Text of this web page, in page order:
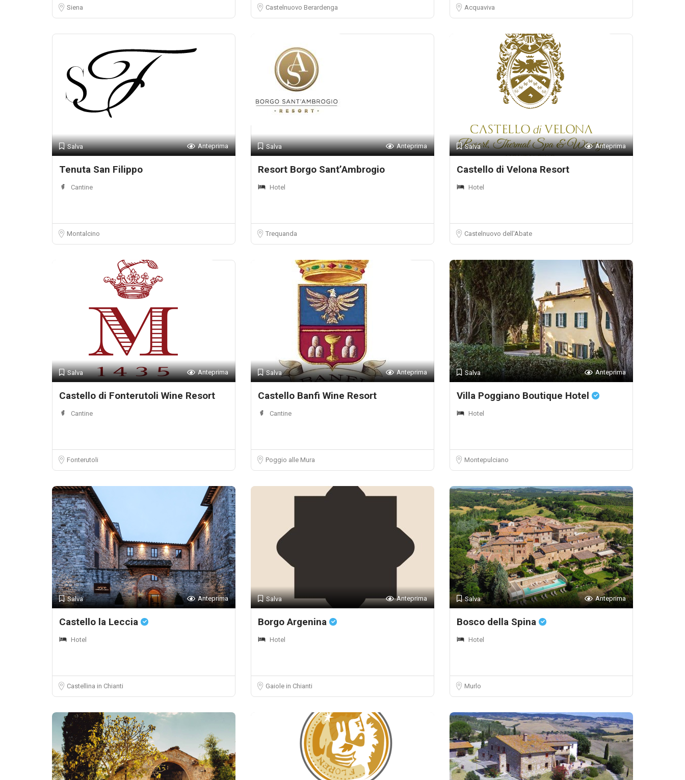
Siena Castelnuovo Berardenga Acquaviva
Salva Anteprima
Tenuta San Filippo
Cantine
Montalcino
Salva Anteprima
Resort Borgo Sant’Ambrogio
Hotel
Trequanda
Salva Anteprima
Castello di Velona Resort
Hotel
Castelnuovo dell'Abate
Salva Anteprima
Castello di Fonterutoli Wine Resort
Cantine
Fonterutoli
Salva Anteprima
Castello Banfi Wine Resort
Cantine
Poggio alle Mura
Salva Anteprima
Villa Poggiano Boutique Hotel
Hotel
Montepulciano
Salva Anteprima
Castello la Leccia
Hotel
Castellina in Chianti
Salva Anteprima
Borgo Argenina
Hotel
Gaiole in Chianti
Salva Anteprima
Bosco della Spina
Hotel
Murlo